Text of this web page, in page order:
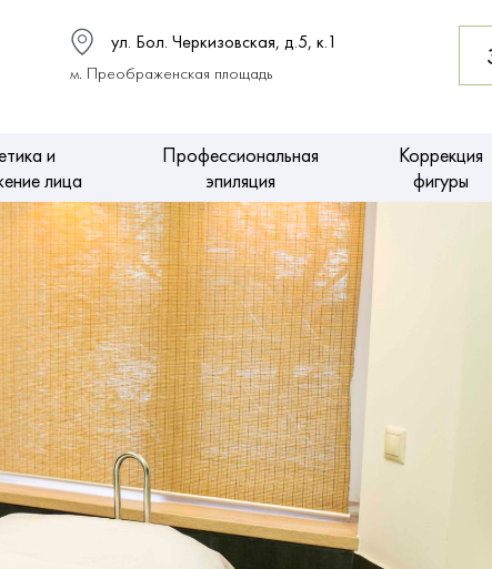
ул. Бол. Черкизовская, д.5, к.1
м. Преображенская площадь
и
лица
Профессиональная
эпиляция
Коррекция
фигуры